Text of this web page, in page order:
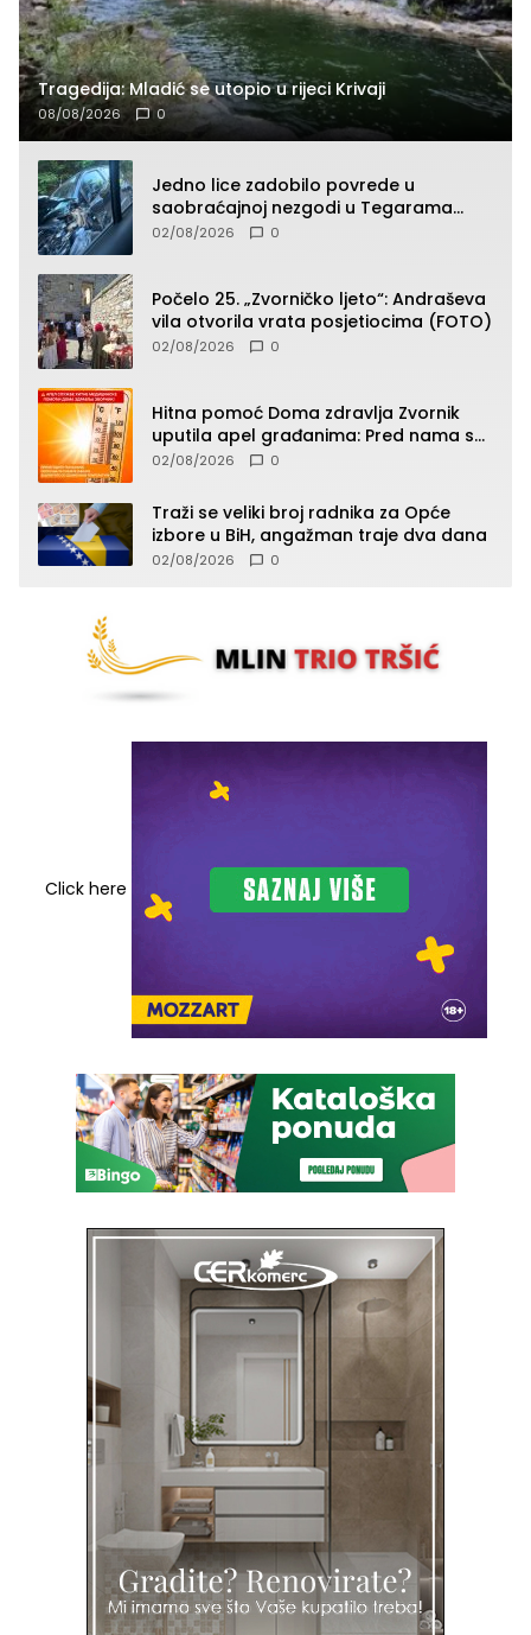
Tragedija: Mladić se utopio u rijeci Krivaji
08/08/2026 0
Jedno lice zadobilo povrede u
saobraćajnoj nezgodi u Tegarama
(FOTO)
02/08/2026 0
Počelo 25. „Zvorničko ljeto“: Andraševa
vila otvorila vrata posjetiocima (FOTO)
02/08/2026 0
Hitna pomoć Doma zdravlja Zvornik
uputila apel građanima: Pred nama su
temperature do 40°C, oprez zbog
02/08/2026 0
Traži se veliki broj radnika za Opće
izbore u BiH, angažman traje dva dana
02/08/2026 0
Click here